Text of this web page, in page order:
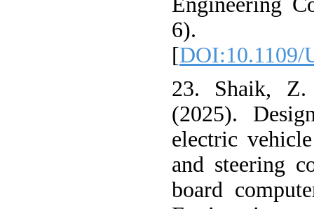
6).
[DOI:10.1109/
23. Shaik,
(2025).
electric
and steering
board